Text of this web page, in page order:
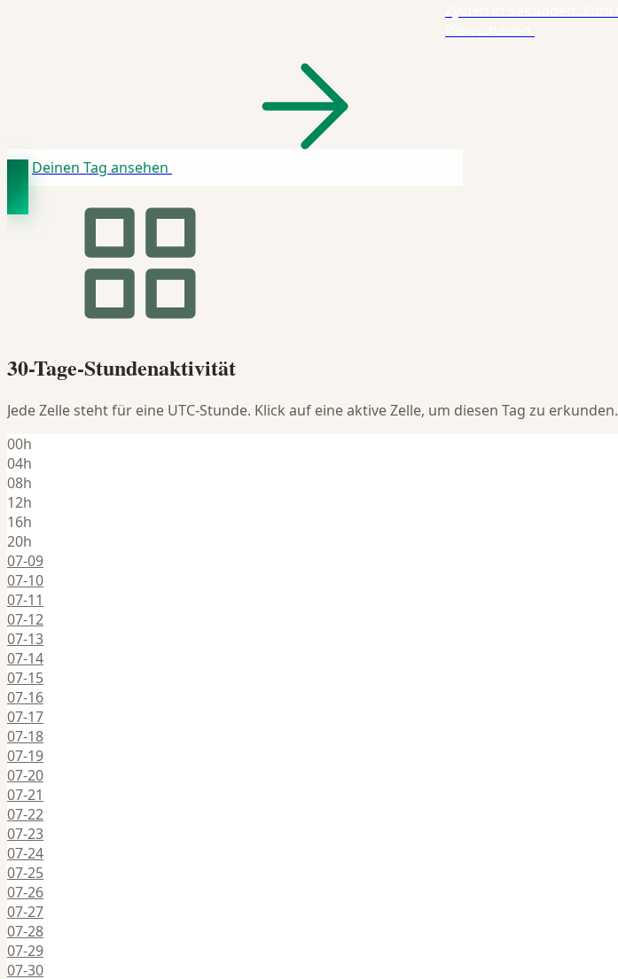
Deinen Tag ansehen
30-Tage-Stundenaktivität
Jede Zelle steht für eine UTC-Stunde. Klick auf eine aktive Zelle, um diesen Tag zu erkunden.
00h
04h
08h
12h
16h
20h
07-09
07-10
07-11
07-12
07-13
07-14
07-15
07-16
07-17
07-18
07-19
07-20
07-21
07-22
07-23
07-24
07-25
07-26
07-27
07-28
07-29
07-30